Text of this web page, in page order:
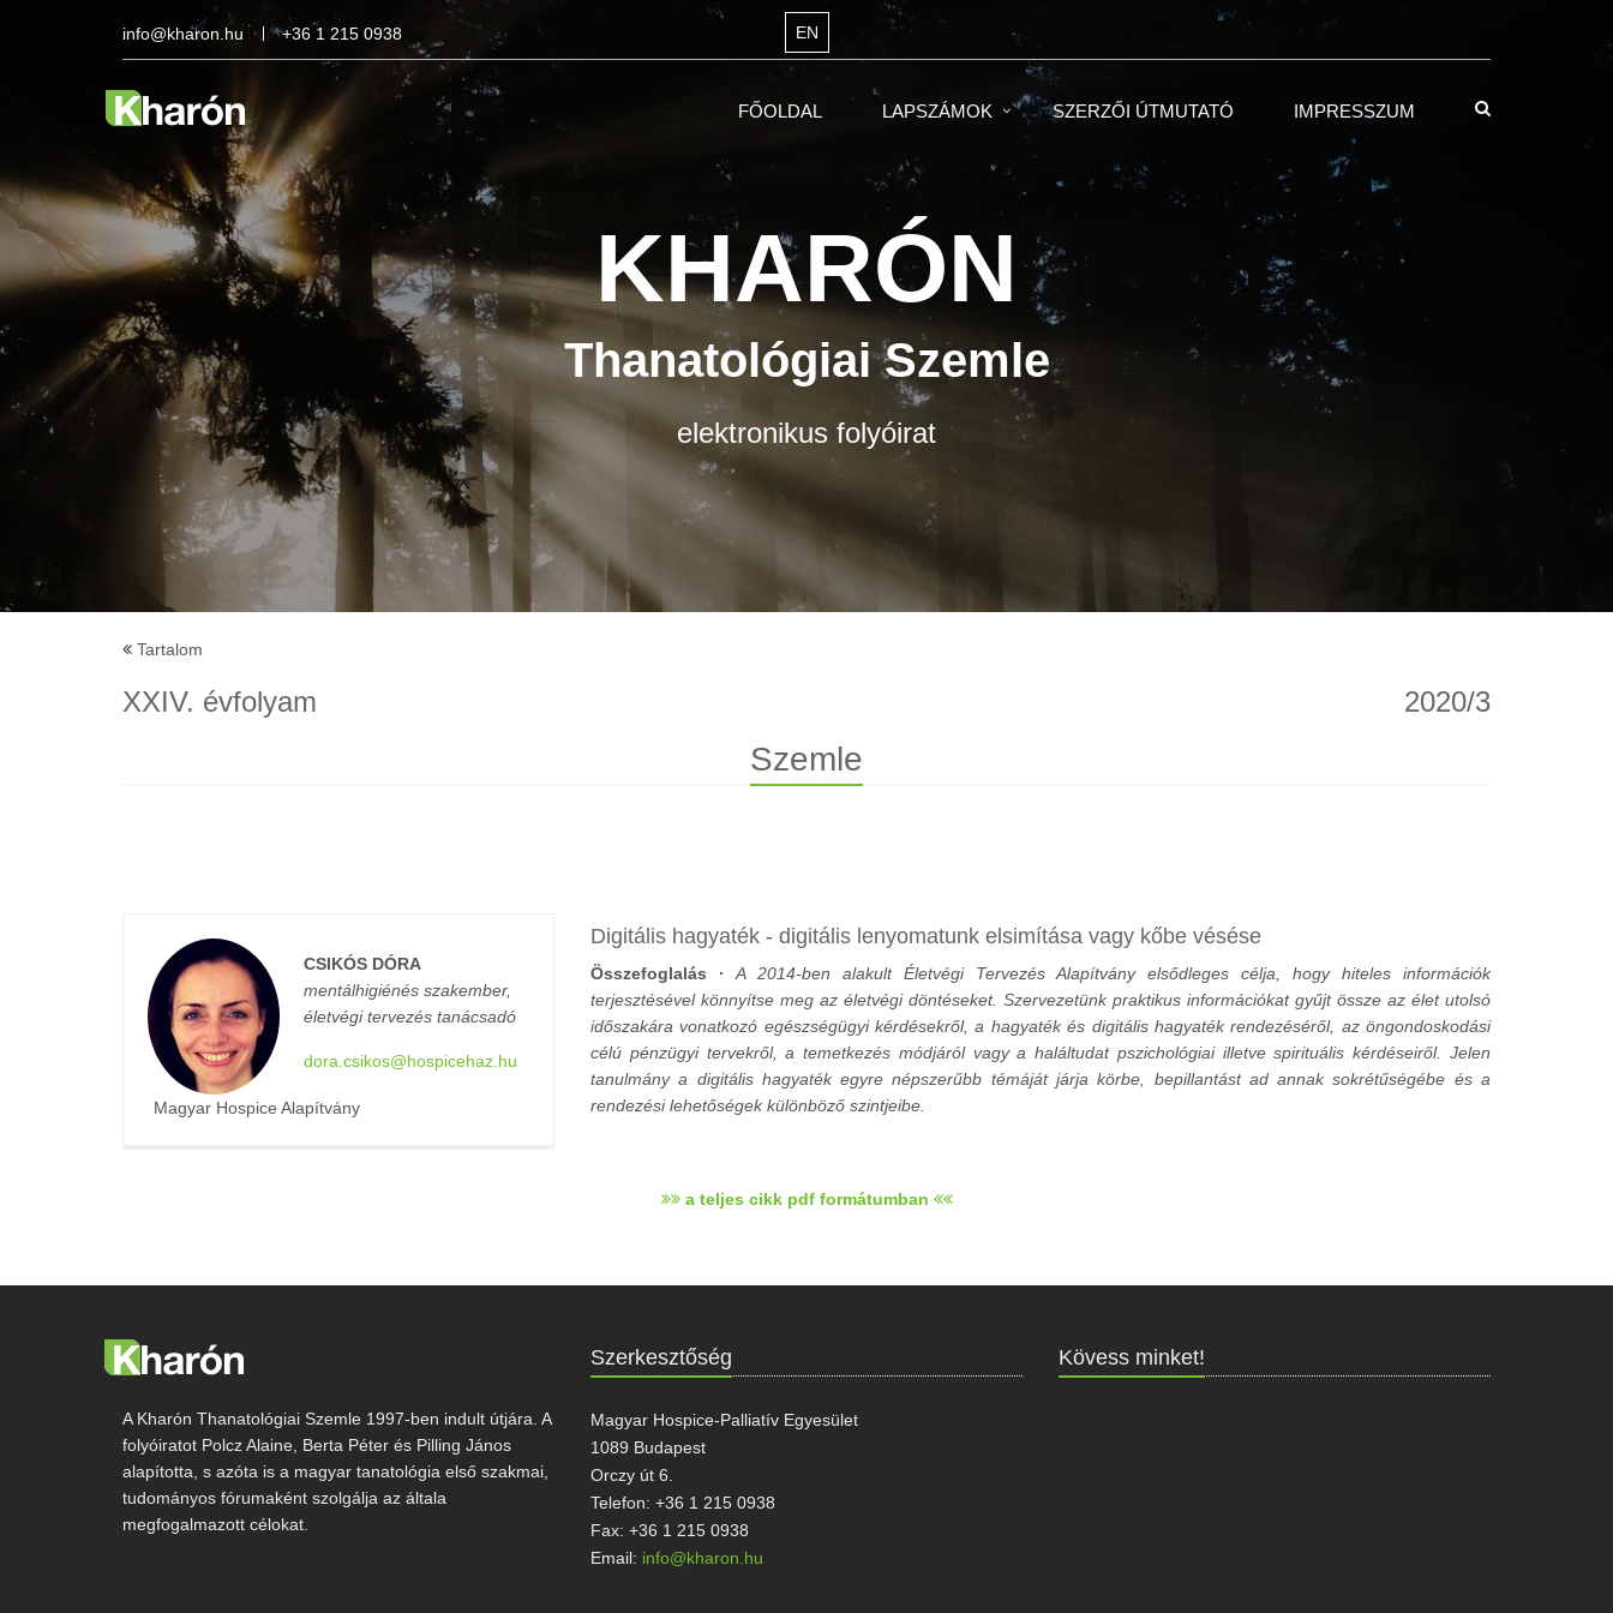
info@kharon.hu +36 1 215 0938 EN
FŐOLDAL LAPSZÁMOK SZERZŐI ÚTMUTATÓ IMPRESSZUM
KHARÓN
Thanatológiai Szemle
elektronikus folyóirat
Tartalom
XXIV. évfolyam 2020/3
Szemle
CSIKÓS DÓRA
mentálhigiénés szakember,
életvégi tervezés tanácsadó
dora.csikos@hospicehaz.hu
Magyar Hospice Alapítvány
Digitális hagyaték - digitális lenyomatunk elsimítása vagy kőbe vésése
Összefoglalás ·
A 2014-ben alakult Életvégi Tervezés Alapítvány elsődleges célja, hogy hiteles információk
terjesztésével könnyítse meg az életvégi döntéseket. Szervezetünk praktikus információkat gyűjt össze az élet utolsó
időszakára vonatkozó egészségügyi kérdésekről, a hagyaték és digitális hagyaték rendezéséről, az öngondoskodási
célú pénzügyi tervekről, a temetkezés módjáról vagy a haláltudat pszichológiai illetve spirituális kérdéseiről. Jelen
tanulmány a digitális hagyaték egyre népszerűbb témáját járja körbe, bepillantást ad annak sokrétűségébe és a
rendezési lehetőségek különböző szintjeibe.
a teljes cikk pdf formátumban
A Kharón Thanatológiai Szemle 1997-ben indult útjára. A
folyóiratot Polcz Alaine, Berta Péter és Pilling János
alapította, s azóta is a magyar tanatológia első szakmai,
tudományos fórumaként szolgálja az általa
megfogalmazott célokat.
Szerkesztőség
Magyar Hospice-Palliatív Egyesület
1089 Budapest
Orczy út 6.
Telefon: +36 1 215 0938
Fax: +36 1 215 0938
Email: info@kharon.hu
Kövess minket!